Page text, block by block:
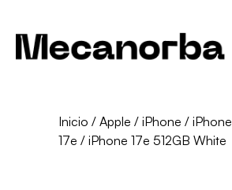
Inicio /Apple /iPhone /iPhone
17e / iPhone 17e 512GB White